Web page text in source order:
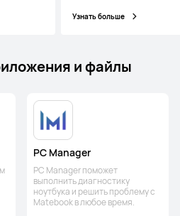
Узнать больше
и файлы
PC Manager
PC Manager поможет
выполнить диагностику
ноутбука и решить проблему с
Matebook в любое время.